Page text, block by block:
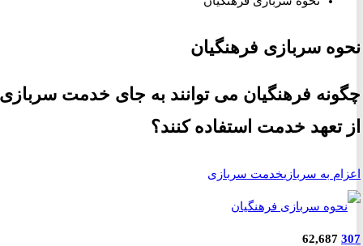
سربازی فرهنگیان
فرهنگیان می توانند به جای خدمت سربازی
خدمت استفاده کنند؟
به سربازیخدمت سربازی
62,687